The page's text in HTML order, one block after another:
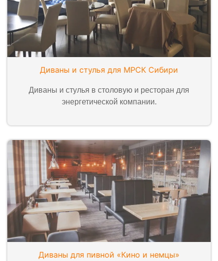
Диваны и стулья для МРСК Сибири
Диваны и стулья в столовую и ресторан для
энергетической компании.
Диваны для пивной «Кино и немцы»